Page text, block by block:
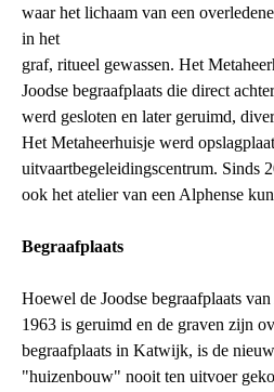
waar het lichaam van een
in het
graf, ritueel gewassen. Het
Joodse begraafplaats die direct
werd gesloten en later geruimd,
Het Metaheerhuisje werd
uitvaartbegeleidingscentrum. Sinds
ook het atelier van een Alphense
Begraafplaats
Hoewel de Joodse begraafplaats
1963 is geruimd en de graven zijn
begraafplaats in Katwijk, is de
"huizenbouw" nooit ten uitvoer